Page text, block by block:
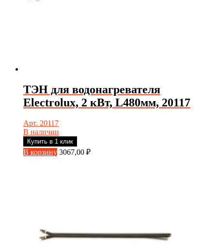
ТЭН для водонагревателя
Electrolux, 2 кВт, L480мм, 20117
Арт. 20117
В наличии
Купить в 1 клик
В корзину 3067,00 ₽